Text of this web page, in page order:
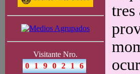
Visitante Nro.
tres